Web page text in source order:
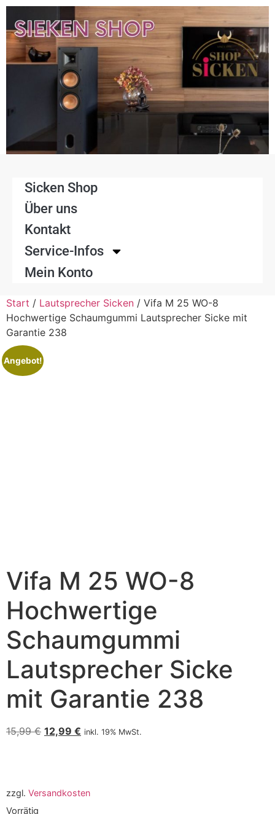
Sicken Shop
Über uns
Kontakt
Service-Infos
Mein Konto
Start / Lautsprecher Sicken / Vifa M 25 WO-8
Hochwertige Schaumgummi Lautsprecher Sicke mit
Garantie 238
Angebot!
Vifa M 25 WO-8
Hochwertige
Schaumgummi
Lautsprecher Sicke
mit Garantie 238
15,99€ 12,99 € inkl. 19% MwSt.
zzgl. Versandkosten
Vorrätig